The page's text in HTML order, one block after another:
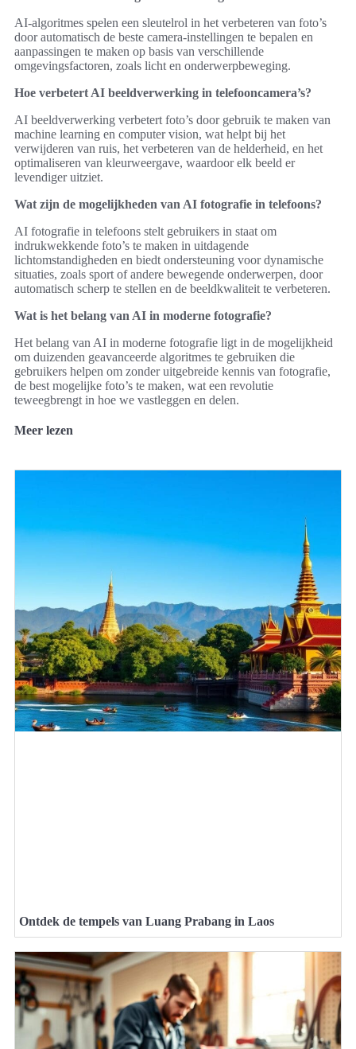
AI-algoritmes spelen een sleutelrol in het verbeteren van foto’s
door automatisch de beste camera-instellingen te bepalen en
aanpassingen te maken op basis van verschillende
omgevingsfactoren, zoals licht en onderwerpbeweging.
Hoe verbetert AI beeldverwerking in telefooncamera’s?
AI beeldverwerking verbetert foto’s door gebruik te maken van
machine learning en computer vision, wat helpt bij het
verwijderen van ruis, het verbeteren van de helderheid, en het
optimaliseren van kleurweergave, waardoor elk beeld er
levendiger uitziet.
Wat zijn de mogelijkheden van AI fotografie in telefoons?
AI fotografie in telefoons stelt gebruikers in staat om
indrukwekkende foto’s te maken in uitdagende
lichtomstandigheden en biedt ondersteuning voor dynamische
situaties, zoals sport of andere bewegende onderwerpen, door
automatisch scherp te stellen en de beeldkwaliteit te verbeteren.
Wat is het belang van AI in moderne fotografie?
Het belang van AI in moderne fotografie ligt in de mogelijkheid
om duizenden geavanceerde algoritmes te gebruiken die
gebruikers helpen om zonder uitgebreide kennis van fotografie,
de best mogelijke foto’s te maken, wat een revolutie
teweegbrengt in hoe we vastleggen en delen.
Meer lezen
Ontdek de tempels van Luang Prabang in Laos